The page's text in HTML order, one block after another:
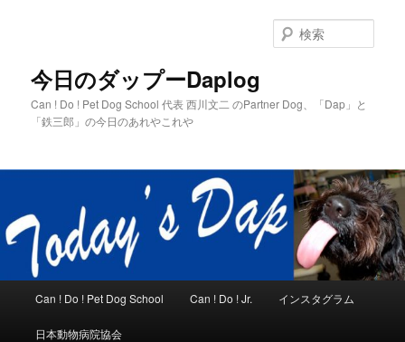
今日のダップーDaplog
Can ! Do ! Pet Dog School 代表 西川文二 のPartner Dog、「Dap」と
「鉄三郎」の今日のあれやこれや
索
Can ! Do ! Pet Dog School Can ! Do ! Jr. インスタグラム
日本動物病院協会